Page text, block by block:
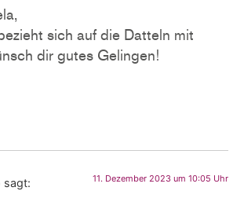
sich auf die Datteln mit
dir gutes Gelingen!
sagt: 11. Dezember 2023 um 10:05 Uhr